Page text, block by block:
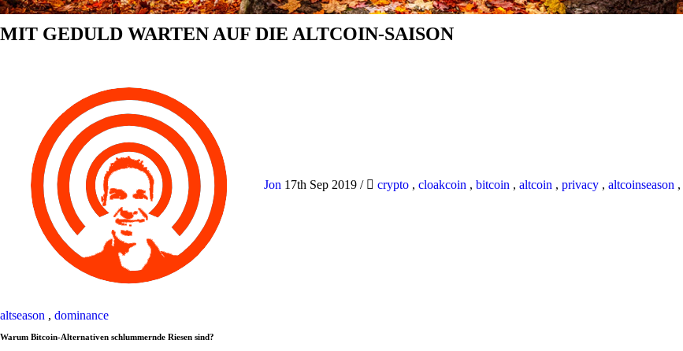
MIT GEDULD WARTEN AUF DIE ALTCOIN-SAISON
Jon 17th Sep 2019 / crypto , cloakcoin , bitcoin , altcoin , privacy , altcoinseason ,
altseason , dominance
Warum Bitcoin-Alternativen schlummernde Riesen sind?